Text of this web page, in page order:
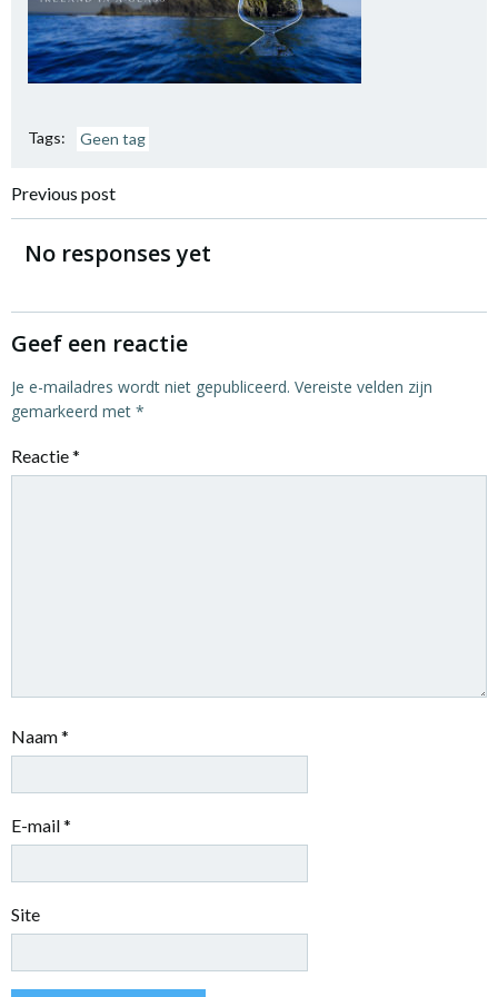
Tags: Geen tag
Bericht
navigatie
Previous post
No responses yet
Geef een reactie
Je e-mailadres wordt niet gepubliceerd. Vereiste velden zijn
gemarkeerd met *
Reactie*
Naam*
E-mail*
Site